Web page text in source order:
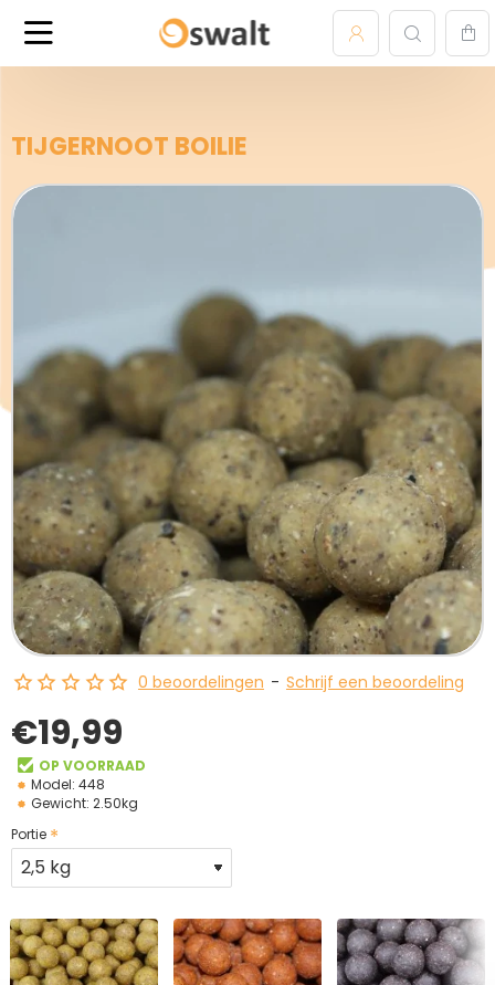
TIJGERNOOT BOILIE
0 beoordelingen - Schrijf een beoordeling
€19,99
OP VOORRAAD
Model: 448
Gewicht: 2.50kg
Portie